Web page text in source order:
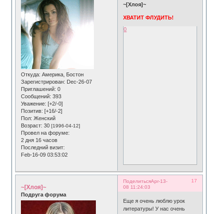
Откуда: Америка, Бостон
Зарегистрирован: Dec-26-07
Приглашений: 0
Сообщений: 393
Уважение: [+2/-0]
Позитив: [+16/-2]
Пол: Женский
Возраст: 30[1996-04-12]
Провел на форуме:
2 дня 16 часов
Последний визит:
Feb-16-09 03:53:02
~[Хлоя]~
ХВАТИТ ФЛУДИТЬ!
0
Поделиться 17
Apr-13-
08 11:24:03
~[Хлоя]~
Подруга форума
Еще я очень люблю урок
литературы! У нас очень